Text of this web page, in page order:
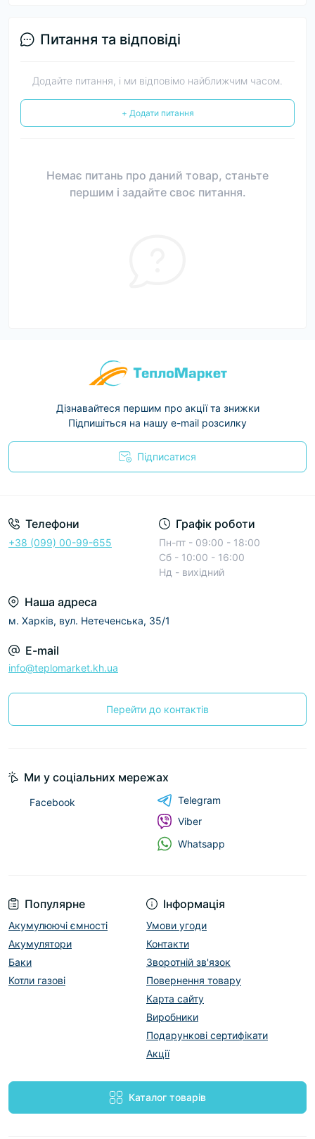
Питання та відповіді
Додайте питання, і ми відповімо найближчим часом.
+ Додати питання
Немає питань про даний товар, станьте
першим і задайте своє питання.
Дізнавайтеся першим про акції та знижки
Підпишіться на нашу e-mail розсилку
Підписатися
Телефони
+38 (099) 00-99-655
Графік роботи
Пн-пт - 09:00 - 18:00
Сб - 10:00 - 16:00
Нд - вихідний
Наша адреса
м. Харків, вул. Нетеченська, 35/1
E-mail
info@teplomarket.kh.ua
Перейти до контактів
Популярне
Акумулюючі ємності
Акумулятори
Баки
Котли газові
Інформація
Умови угоди
Контакти
Зворотній зв'язок
Повернення товару
Карта сайту
Виробники
Подарункові сертифікати
Акції
Каталог товарів
Ми у соціальних мережах
Facebook
Telegram
Viber
Whatsapp